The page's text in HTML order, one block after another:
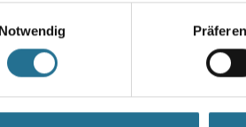
Notwendig